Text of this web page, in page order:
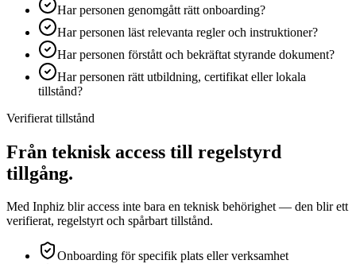
Har personen genomgått rätt onboarding?
Har personen läst relevanta regler och instruktioner?
Har personen förstått och bekräftat styrande dokument?
Har personen rätt utbildning, certifikat eller lokala
tillstånd?
Verifierat tillstånd
Från teknisk access till regelstyrd
tillgång.
Med Inphiz blir access inte bara en teknisk behörighet — den blir ett
verifierat, regelstyrt och spårbart tillstånd.
Onboarding för specifik plats eller verksamhet